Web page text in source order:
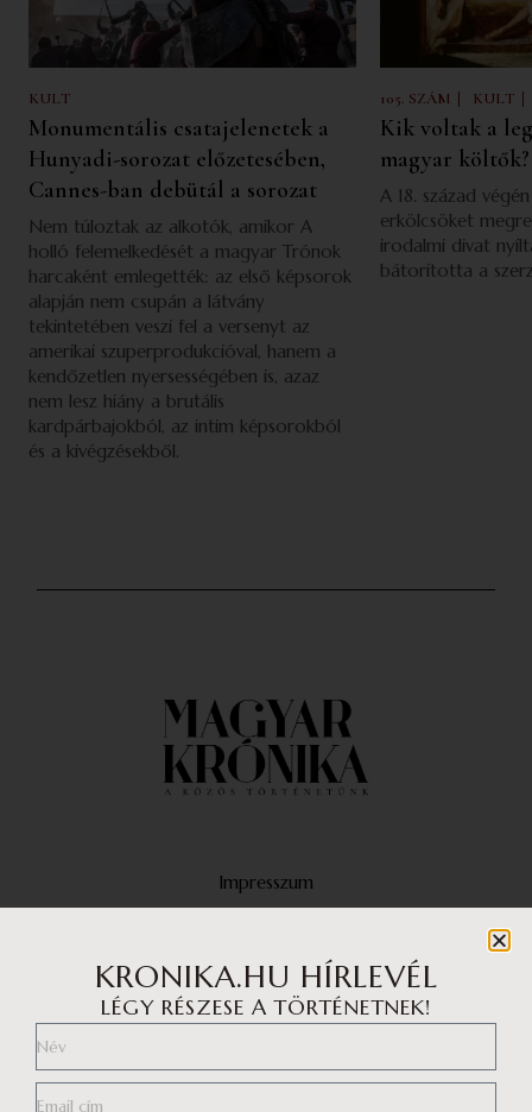
KULT
Monumentális csatajelenetek a
Hunyadi-sorozat előzetesében,
Cannes-ban debütál a sorozat
Nem túloztak az alkotók, amikor A
holló felemelkedését a magyar Trónok
harcaként emlegették: az első képsorok
alapján nem csupán a látvány
tekintetében veszi fel a versenyt az
amerikai szuperprodukcióval, hanem a
kendőzetlen nyersességében is, azaz
nem lesz hiány a brutális
kardpárbajokból, az intim képsorokból
és a kivégzésekből.
105. SZÁM | KULT |
Kik voltak a
magyar költők?
A 18. század
erkölcsöket
irodalmi divat
bátorította a
Impresszum
Adatvédelmi központ
Adatvédelem
KRONIKA.HU HÍRLEVÉL
LÉGY RÉSZESE A TÖRTÉNETNEK!